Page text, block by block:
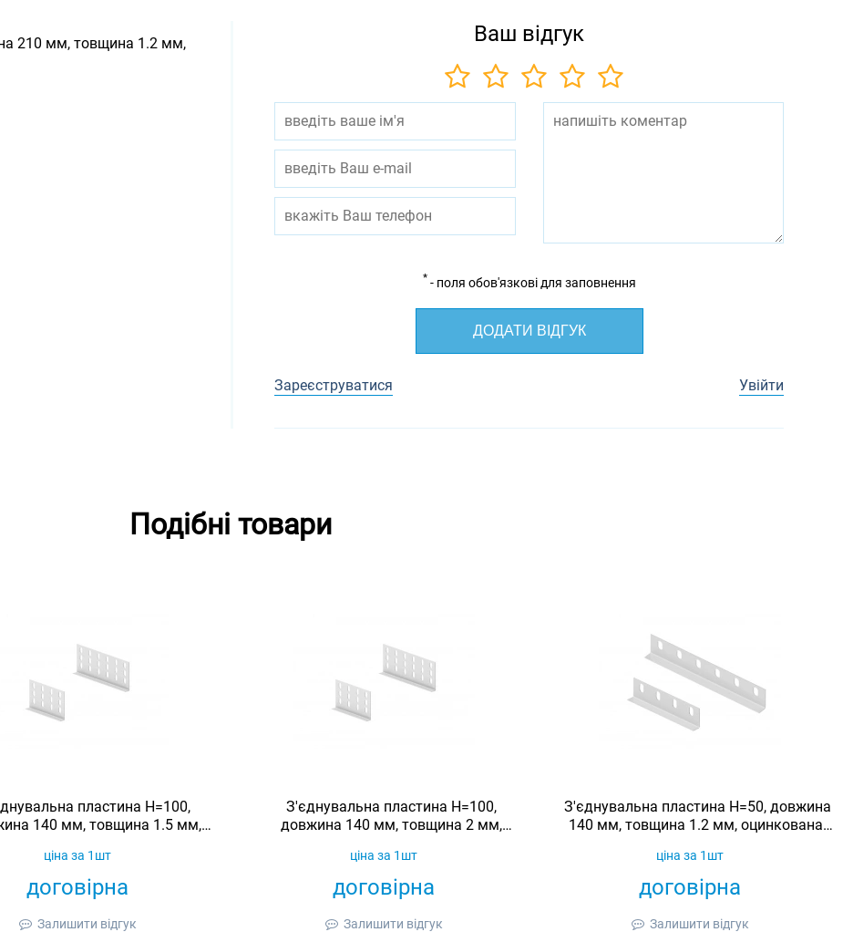
210 мм, товщина 1.2 мм,
Ваш відгук
* - поля обов'язкові для заповнення
ДОДАТИ ВІДГУК
Зареєструватися Увійти
Подібні товари
пластина H=100,
140 мм, товщина 1.5 мм,
договірна
ціна за 1шт
Залишити відгук
З'єднувальна пластина H=100,
довжина 140 мм, товщина 2 мм,
договірна
ціна за 1шт
Залишити відгук
З'єднувальна пластина H=50, довжина
140 мм, товщина 1.2 мм, оцинкована,
договірна
ціна за 1шт
Залишити відгук